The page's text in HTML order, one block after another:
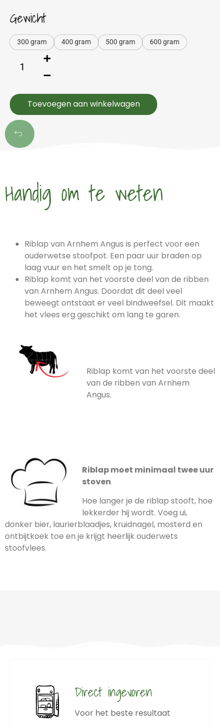
Gewicht
300 gram 400 gram 500 gram 600 gram
Toevoegen aan winkelwagen
Handig om te weten
Riblap van Arnhem Angus is perfect voor een
ouderwetse stoofpot. Een paar uur braden op
laag vuur en het smelt op je tong.
Riblap komt van het voorste deel van de ribben
van Arnhem Angus. Doordat dit deel veel
beweegt ontstaat er veel bindweefsel. Dit maakt
het vlees erg geschikt om lang te garen.
Riblap komt van het voorste deel
van de ribben van Arnhem
Angus.
Riblap moet minimaal twee uur
stoven
Hoe langer je de riblap stooft, hoe
lekkerder hij wordt. Voeg ui,
donker bier, laurierblaadjes, kruidnagel, mosterd en
ontbijtkoek toe en je krijgt heerlijk ouderwets
stoofvlees.
Direct ingevoren
Voor het beste resultaat